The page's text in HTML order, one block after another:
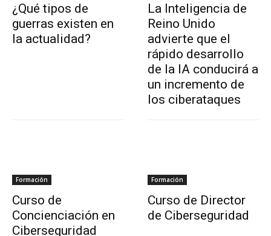
¿Qué tipos de
guerras existen en
la actualidad?
La Inteligencia de
Reino Unido
advierte que el
rápido desarrollo
de la IA conducirá a
un incremento de
los ciberataques
Formación
Curso de
Concienciación en
Ciberseguridad
Formación
Curso de Director
de Ciberseguridad